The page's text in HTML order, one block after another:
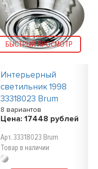
БЫСТРЫЙ ПРОСМОТР
Интерьерный
светильник 1998
33318023 Brum
8 вариантов
Цена: 17448 рублей
Арт. 33318023 Brum
Товар в наличии